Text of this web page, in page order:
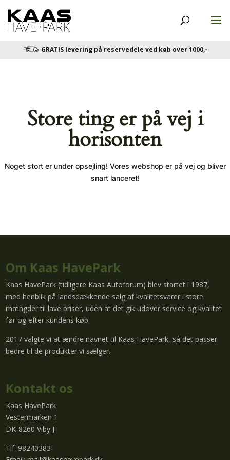
GRATIS levering på reservedele ved køb over 1000,-
Store ting er på vej i
horisonten
Noget stort er under opsejling! Vores webshop er på vej og bliver
snart lanceret!
Om Kaas HavePark
Kaas HavePark (tidligere Kaas Autoforum) blev startet i 1987,
med henblik på landsdækkende salg af kvalitetsvarer i store
mængder til lave priser, uden at det gik udover service og kvalitet
før og efter kundens køb.
2017 valgte vi at ændre navnet til Kaas HavePark, så det passer
bedre til de produkter vi sælger.
Kontakt os
Kaas HavePark
Vestermarken 1
DK-8260 Viby J
Tlf: 98240383